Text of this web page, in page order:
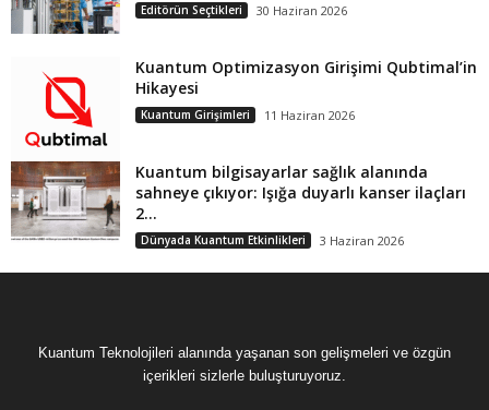
Editörün Seçtikleri 30 Haziran 2026
Kuantum Optimizasyon Girişimi Qubtimal’in
Hikayesi
Kuantum Girişimleri 11 Haziran 2026
Kuantum bilgisayarlar sağlık alanında
sahneye çıkıyor: Işığa duyarlı kanser ilaçları
2...
Dünyada Kuantum Etkinlikleri 3 Haziran 2026
Kuantum Teknolojileri alanında yaşanan son gelişmeleri ve özgün
içerikleri sizlerle buluşturuyoruz.